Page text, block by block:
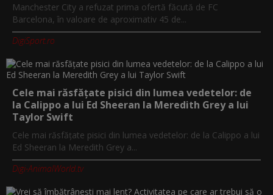
Manchester City a refuzat prima ofertă făcută de FC
Barcelona, în valoare de aproximativ 45 de...
DigiSport.ro
Cele mai răsfățate pisici din lumea vedetelor: de
la Calippo a lui Ed Sheeran la Meredith Grey a lui
Taylor Swift
Cele mai răsfățate pisici din lumea vedetelor: de la Calippo a lui
Ed Sheeran la Meredith Grey a...
Digi-AnimalWorld.tv